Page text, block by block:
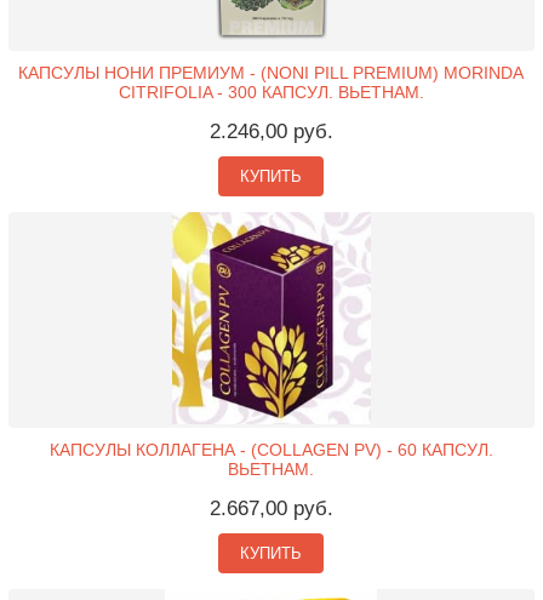
КАПСУЛЫ НОНИ ПРЕМИУМ - (NONI PILL PREMIUM) MORINDA
CITRIFOLIA - 300 КАПСУЛ. ВЬЕТНАМ.
2.246,00 руб.
КУПИТЬ
КАПСУЛЫ КОЛЛАГЕНА - (COLLAGEN PV) - 60 КАПСУЛ.
ВЬЕТНАМ.
2.667,00 руб.
КУПИТЬ